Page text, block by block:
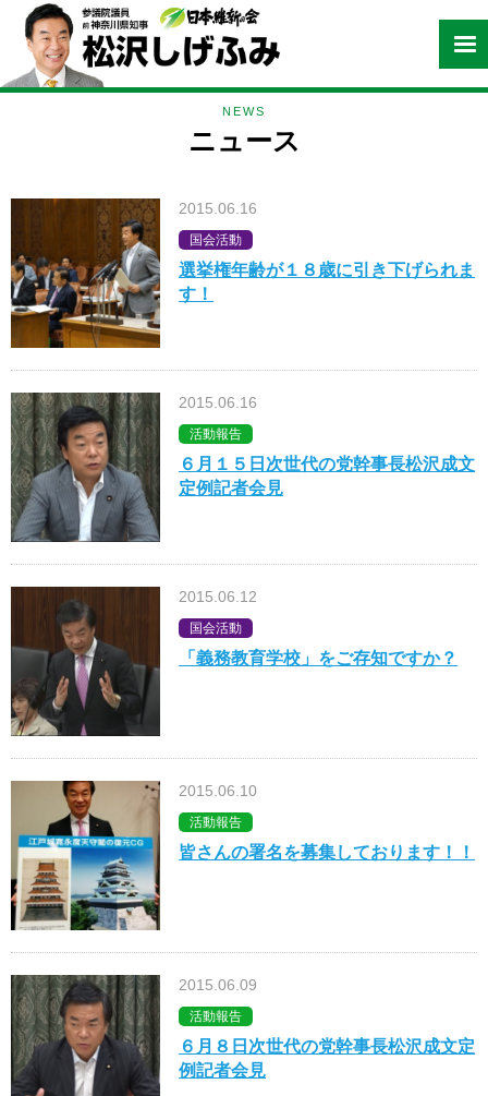
NEWS
ニュース
2015.06.16
国会活動
選挙権年齢が１８歳に引き下げられま
す！
2015.06.16
活動報告
６月１５日次世代の党幹事長松沢成文
定例記者会見
2015.06.12
国会活動
「義務教育学校」をご存知ですか？
2015.06.10
活動報告
皆さんの署名を募集しております！！
2015.06.09
活動報告
６月８日次世代の党幹事長松沢成文定
例記者会見